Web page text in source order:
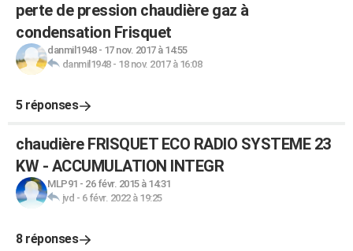
perte de pression chaudière gaz à
condensation Frisquet
danmil1948- 17 nov. 2017 à 14:55
danmil1948- 18 nov. 2017 à 16:08
5 réponses
chaudière FRISQUET ECO RADIO SYSTEME 23
KW - ACCUMULATION INTEGR
MLP91 - 26 févr. 2015 à 14:31
jvd - 6 févr. 2022 à 19:25
8 réponses